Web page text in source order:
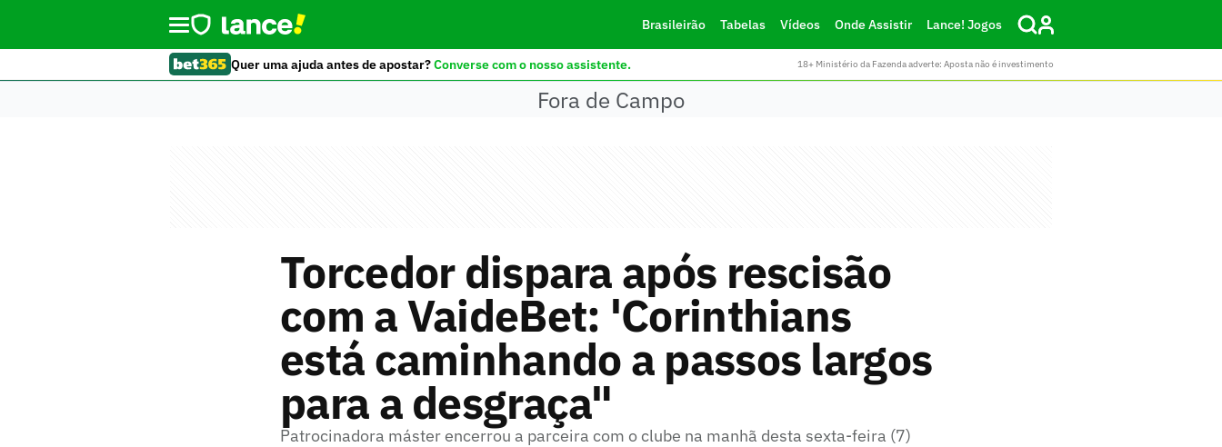
Brasileirão Tabelas Vídeos Onde Assistir Lance! Jogos
Quer uma ajuda antes de apostar?Converse com o nosso assistente. 18+ Ministério da Fazenda adverte: Aposta não é investimento
Fora de Campo
Torcedor dispara após rescisão
com a VaideBet: 'Corinthians
está caminhando a passos largos
para a desgraça"
Patrocinadora máster encerrou a parceira com o clube na manhã desta sexta-feira (7)